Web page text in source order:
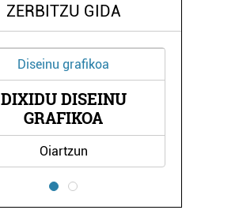
ZERBITZU GIDA
Diseinu grafikoa
DIXIDU DISEINU
GRAFIKOA
Oiartzun